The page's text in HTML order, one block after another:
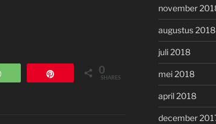
WhatsApp 0
SHARES
november
augustus 2018
juli 2018
mei 2018
april 2018
december